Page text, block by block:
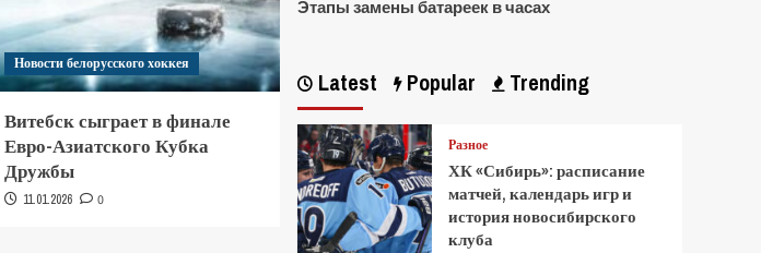
Новости белорусского хоккея
Витебск сыграет в финале
Евро-Азиатского Кубка
Дружбы
11.01.2026 0
Этапы замены батареек в часах
Latest Popular Trending
Разное
ХК «Сибирь»: расписание
матчей, календарь игр и
история новосибирского
клуба